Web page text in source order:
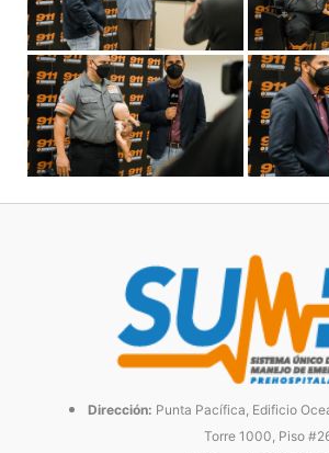
Dirección: Punta Pacífica, Edificio
Torre 1000, Piso